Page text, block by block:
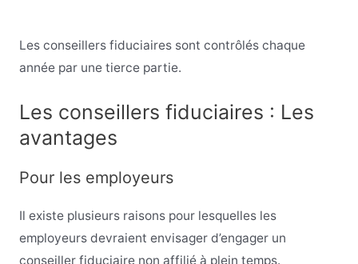
Les conseillers fiduciaires sont contrôlés chaque
année par une tierce partie.
Les conseillers fiduciaires : Les
avantages
Pour les employeurs
Il existe plusieurs raisons pour lesquelles les
employeurs devraient envisager d’engager un
conseiller fiduciaire non affilié à plein temps.